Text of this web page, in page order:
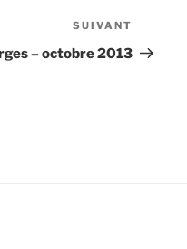
suivant
SUIVANT
– octobre 2013